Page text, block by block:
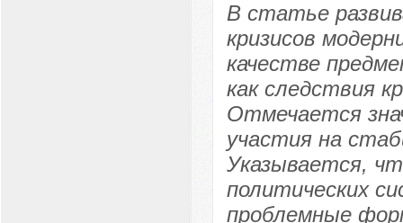
В статье
кризисов
качестве
как следствия
Отмечается
участия на
Указывается,
политических
проблемные